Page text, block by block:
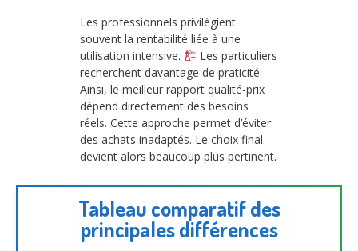
Les professionnels privilégient
souvent la rentabilité liée à une
utilisation intensive.
Les particuliers
recherchent davantage de praticité.
Ainsi, le meilleur rapport qualité-prix
dépend directement des besoins
réels. Cette approche permet d’éviter
des achats inadaptés. Le choix final
devient alors beaucoup plus pertinent.
Tableau comparatif des
principales différences